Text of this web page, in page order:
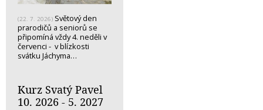
(22. 7. 2026) Světový den
prarodičů a seniorů se
připomíná vždy 4. neděli v
červenci - v blízkosti
svátku Jáchyma…
Kurz Svatý Pavel
10. 2026 - 5. 2027